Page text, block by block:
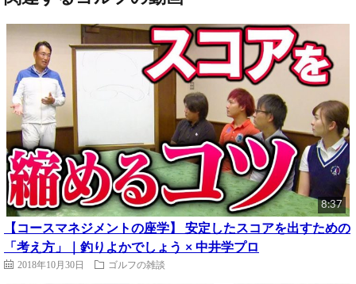
8:37
【コースマネジメントの座学】 安定したスコアを出すための
「考え方」｜釣りよかでしょう × 中井学プロ
2018年10月30日 ゴルフの雑談